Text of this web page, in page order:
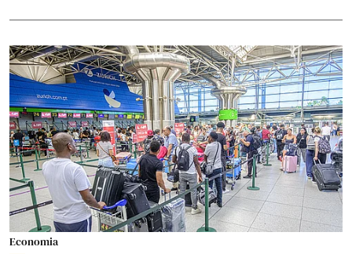
Economia